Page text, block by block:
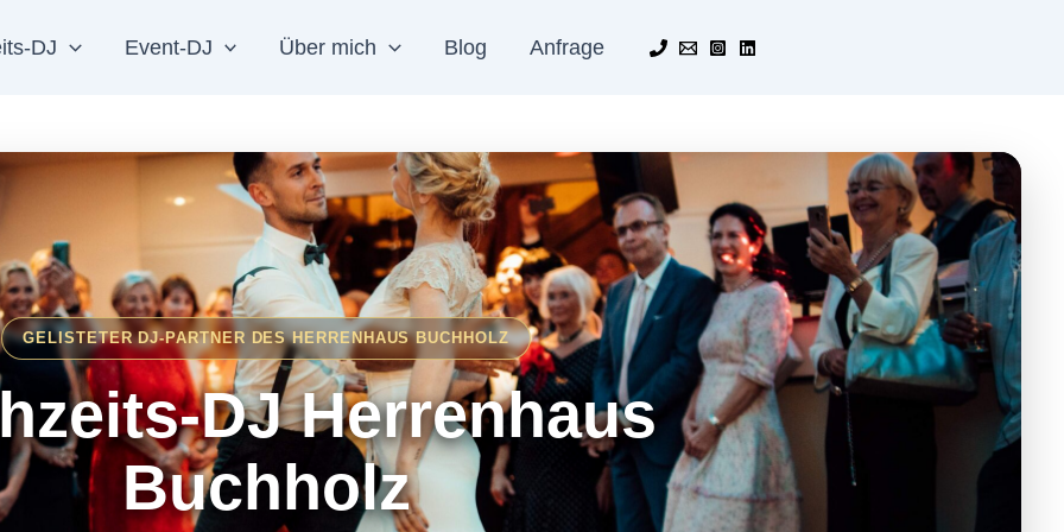
DJ Event-DJ Über mich Blog Anfrage
GELISTETER DJ-PARTNER DES HERRENHAUS BUCHHOLZ
DJ Herrenhaus
Buchholz